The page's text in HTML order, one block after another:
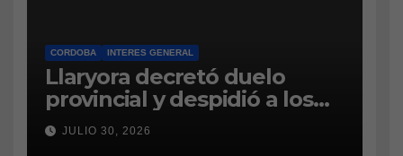
CORDOBA INTERES GENERAL
Llaryora decretó duelo
provincial y despidió a los
bomberos cordobeses
fallecidos en la tragedia
JULIO 30, 2026